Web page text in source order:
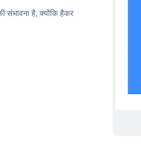
संभावना है, क्योंकि हैकर